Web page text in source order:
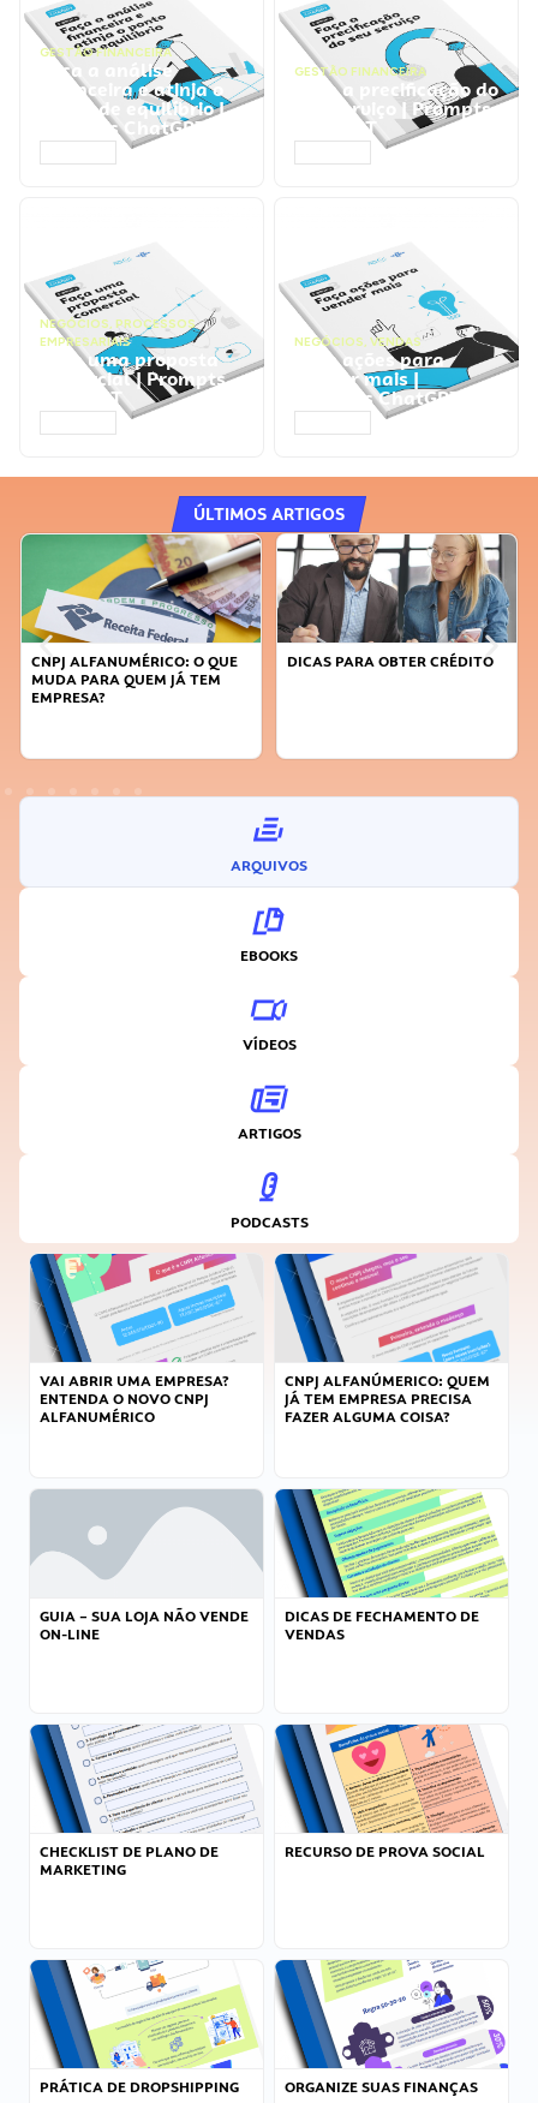
GESTÃO FINANCEIRA
Faça a análise
financeira e atinja o
ponto de equilíbrio |
Prompts ChatGPT
GESTÃO FINANCEIRA
Faça a precificação do
seu serviço | Prompts
ChatGPT
NEGÓCIOS, PROCESSOS
EMPRESARIAIS
Faça uma proposta
comercial | Prompts
ChatGPT
NEGÓCIOS, VENDAS
Faça ações para
vender mais |
Prompts ChatGPT
ÚLTIMOS ARTIGOS
CNPJ ALFANUMÉRICO: O QUE
MUDA PARA QUEM JÁ TEM
EMPRESA?
DICAS PARA OBTER CRÉDITO
ARQUIVOS
EBOOKS
VÍDEOS
ARTIGOS
PODCASTS
VAI ABRIR UMA EMPRESA?
ENTENDA O NOVO CNPJ
ALFANUMÉRICO
CNPJ ALFANÚMERICO: QUEM
JÁ TEM EMPRESA PRECISA
FAZER ALGUMA COISA?
GUIA – SUA LOJA NÃO VENDE
ON-LINE
DICAS DE FECHAMENTO DE
VENDAS
CHECKLIST DE PLANO DE
MARKETING
RECURSO DE PROVA SOCIAL
PRÁTICA DE DROPSHIPPING ORGANIZE SUAS FINANÇAS